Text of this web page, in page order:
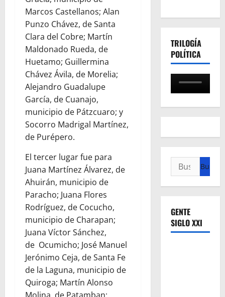
Marcos Castellanos; Alan
Punzo Chávez, de Santa
Clara del Cobre; Martín
Maldonado Rueda, de
Huetamo; Guillermina
Chávez Ávila, de Morelia;
Alejandro Guadalupe
García, de Cuanajo,
municipio de Pátzcuaro; y
Socorro Madrigal Martínez,
de Purépero.
El tercer lugar fue para
Juana Martínez Álvarez, de
Ahuirán, municipio de
Paracho; Juana Flores
Rodríguez, de Cocucho,
municipio de Charapan;
Juana Víctor Sánchez,
de Ocumicho; José Manuel
Jerónimo Ceja, de Santa Fe
de la Laguna, municipio de
Quiroga; Martín Alonso
TRILOGÍA
POLÍTICA
Buscar:
GENTE
SIGLO XXI